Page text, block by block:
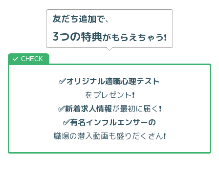
友だち追加で、
3つの特典がもらえちゃう❗
✅オリジナル適職心理テスト
をプレゼント❗
✅新着求人情報が最初に届く❗
✅有名インフルエンサーの
職場の潜入動画も盛りだくさん❗